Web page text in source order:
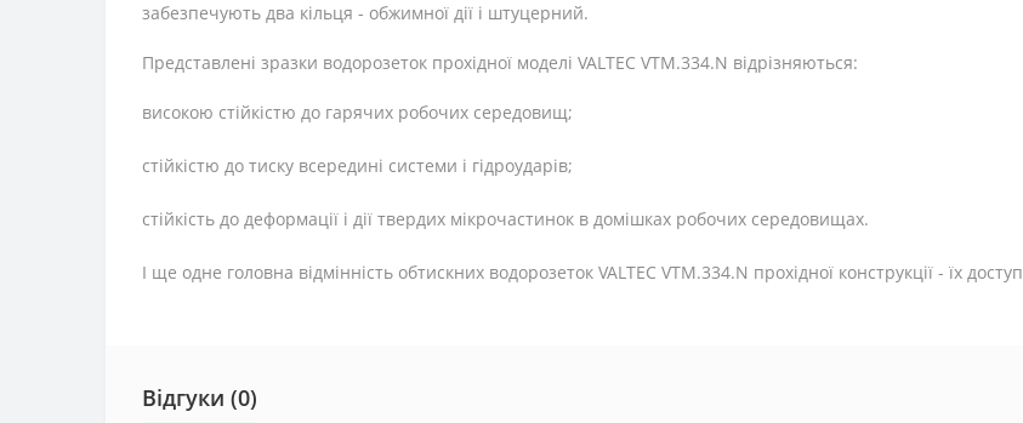
забезпечують два кільця - обжимної дії і штуцерний.
Представлені зразки водорозеток прохідної моделі VALTEC VTM.334.N відрізняються:
високою стійкістю до гарячих робочих середовищ;
стійкістю до тиску всередині системи і гідроударів;
стійкість до деформації і дії твердих мікрочастинок в домішках робочих середовищах.
І ще одне головна відмінність обтискних водорозеток VALTEC VTM.334.N прохідної конструкції - їх
Відгуки (0)